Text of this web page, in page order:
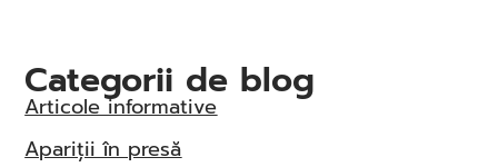
Categorii de blog
Articole informative
Apariții în presă